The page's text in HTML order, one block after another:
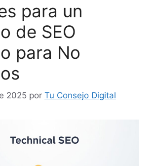
para un
de SEO
para No
2025 por Tu Consejo Digital